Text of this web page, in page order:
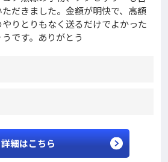
だきました。金額が明快で、高額
りとりもなく送るだけでよかった
です。ありがとう
詳細はこちら